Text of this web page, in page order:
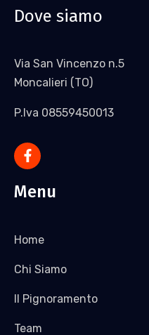
Dove siamo
Via San Vincenzo n.5
Moncalieri (TO)
P.Iva 08559450013
Menu
Home
Chi Siamo
Il Pignoramento
Team